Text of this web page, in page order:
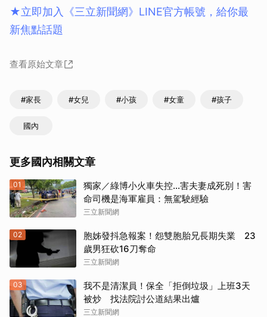
★立即加入《三立新聞網》LINE官方帳號，給你最
新焦點話題
查看原始文章
#家長 #女兒 #小孩 #女童 #孩子
國內
更多國內相關文章
01
獨家／綠博小火車失控…害夫妻成死別！害
命司機是海軍雇員：無駕駛經驗
三立新聞網
02
胞姊發抖急報案！怨雙胞胎兄長期失業 23
歲男狂砍16刀奪命
三立新聞網
03
我不是清潔員！保全「拒倒垃圾」上班3天
被炒 找法院討公道結果出爐
三立新聞網